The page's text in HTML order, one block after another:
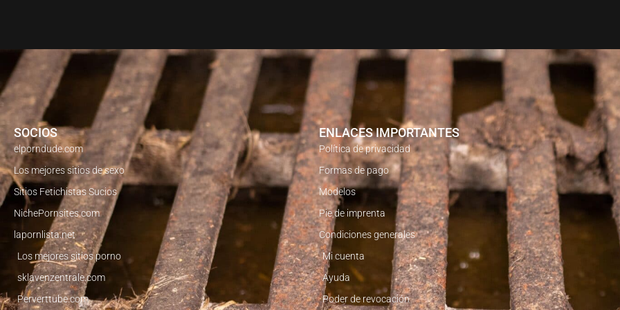
SOCIOS
elporndude.com
Los mejores sitios de sexo
Sitios Fetichistas Sucios
NichePornsites.com
lapornlista.net
Los mejores sitios porno
sklavenzentrale.com
Perverttube.com
ENLACES IMPORTANTES
Política de privacidad
Formas de pago
Modelos
Pie de imprenta
Condiciones generales
Mi cuenta
Ayuda
Poder de revocación